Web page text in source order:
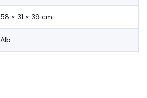
58 × 31 × 39 cm
Alb